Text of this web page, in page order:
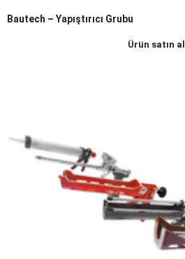
Bautech – Yapıştırıcı Grubu
Ürün satın al